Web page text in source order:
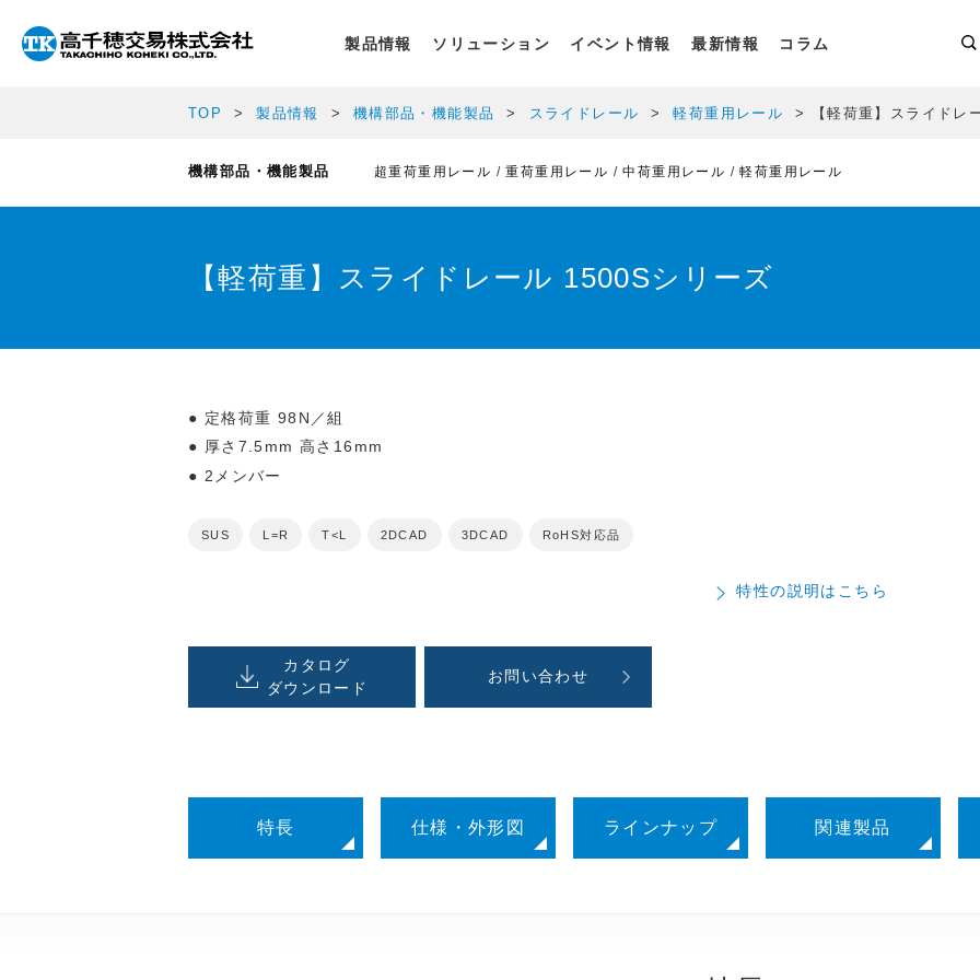
製品情報 ソリューション イベント情報 最新情報 コラム
TOP 製品情報 機構部品・機能製品 スライドレール 軽荷重用レール 【軽荷重】スライド
機構部品・機能製品 超重荷重用レール 重荷重用レール 中荷重用レール 軽荷重用レール
【軽荷重】スライドレール 1500Sシリーズ
定格荷重 98N／組
厚さ7.5mm 高さ16mm
2メンバー
SUS L=R T<L 2DCAD 3DCAD RoHS対応品
特性の説明はこちら
カタログ
ダウンロード
お問い合わせ
特長 仕様・外形図 ラインナップ 関連製品